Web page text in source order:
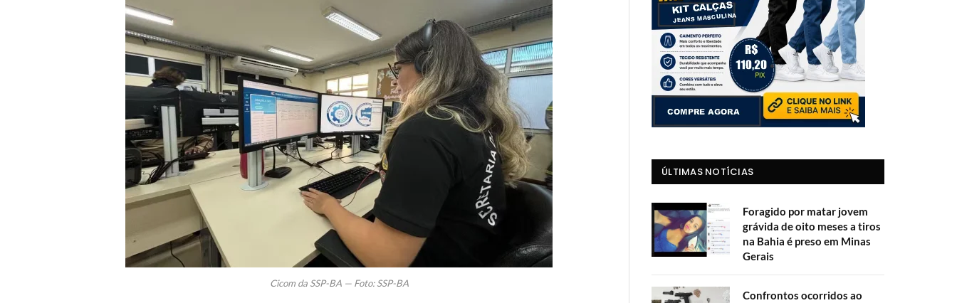
Cicom da SSP-BA — Foto: SSP-BA
ÚLTIMAS NOTÍCIAS
Foragido por matar jovem
grávida de oito meses a tiros
na Bahia é preso em Minas
Gerais
Confrontos ocorridos ao